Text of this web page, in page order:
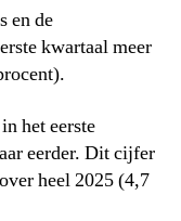
en de
kwartaal meer
het eerste
eerder. Dit cijfer
heel 2025 (4,7